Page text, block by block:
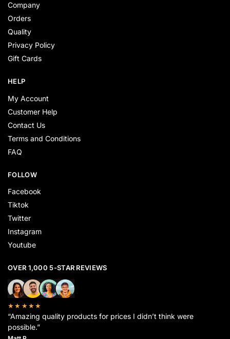
Company
Orders
Quality
Privacy Policy
Gift Cards
HELP
My Account
Customer Help
Contact Us
Terms and Conditions
FAQ
FOLLOW
Facebook
Tiktok
Twitter
Instagram
Youtube
OVER 1,000 5-STAR REVIEWS
★★★★★
“Amazing quality products for prices I didn’t think were
possible.”